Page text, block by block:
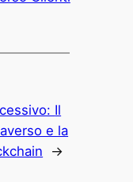
Il
e la
→